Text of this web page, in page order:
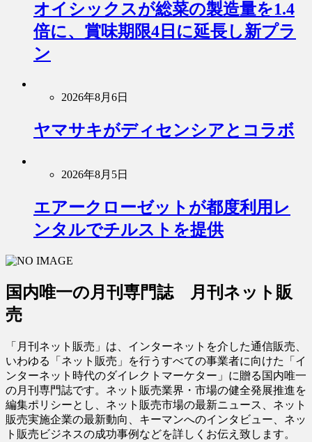
オイシックスが総菜の製造量を1.4
倍に、賞味期限4日に延長し新プラ
ン
2026年8月6日
ヤマサキがディセンシアとコラボ
2026年8月5日
エアークローゼットが都度利用レ
ンタルでチルストを提供
国内唯一の月刊専門誌 月刊ネット販
売
「月刊ネット販売」は、インターネットを介した通信販売、
いわゆる「ネット販売」を行うすべての事業者に向けた「イ
ンターネット時代のダイレクトマーケター」に贈る国内唯一
の月刊専門誌です。ネット販売業界・市場の健全発展推進を
編集ポリシーとし、ネット販売市場の最新ニュース、ネット
販売実施企業の最新動向、キーマンへのインタビュー、ネッ
ト販売ビジネスの成功事例などを詳しくお伝え致します。